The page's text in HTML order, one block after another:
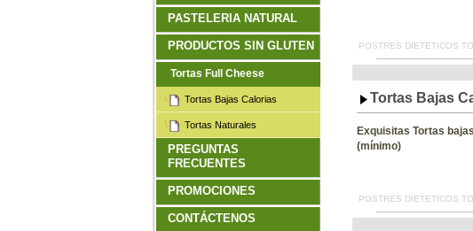
POSTRES DIETETICOS
Tortas Bajas
Exquisitas Tortas
(mínimo)
POSTRES DIETETICOS
PASTELERIA NATURAL
PRODUCTOS SIN GLUTEN
Tortas Full Cheese
Tortas Bajas Calorias
Tortas Naturales
PREGUNTAS
FRECUENTES
PROMOCIONES
CONTÁCTENOS